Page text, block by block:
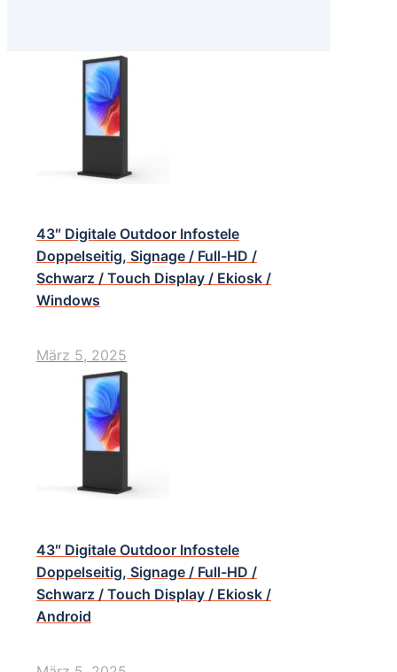
43″ Digitale Outdoor Infostele
Doppelseitig, Signage / Full-HD /
Schwarz / Touch Display / Ekiosk /
Windows
März 5, 2025
43″ Digitale Outdoor Infostele
Doppelseitig, Signage / Full-HD /
Schwarz / Touch Display / Ekiosk /
Android